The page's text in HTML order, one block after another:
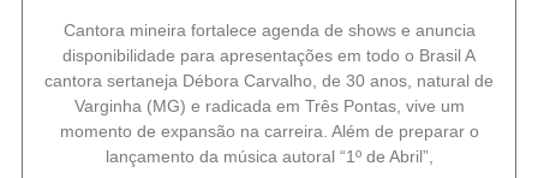
Cantora mineira fortalece agenda de shows e anuncia
disponibilidade para apresentações em todo o Brasil A
cantora sertaneja Débora Carvalho, de 30 anos, natural de
Varginha (MG) e radicada em Três Pontas, vive um
momento de expansão na carreira. Além de preparar o
lançamento da música autoral “1º de Abril”,